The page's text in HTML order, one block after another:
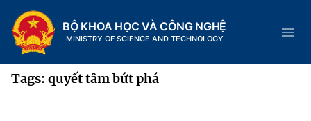
BỘ KHOA HỌC VÀ CÔNG NGHỆ
MINISTRY OF SCIENCE AND TECHNOLOGY
Tags: quyết tâm bứt phá